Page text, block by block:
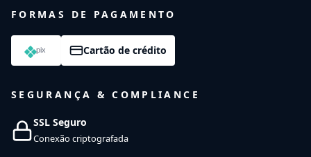
FORMAS DE PAGAMENTO
Cartão de crédito
SEGURANÇA & COMPLIANCE
SSL Seguro
Conexão criptografada